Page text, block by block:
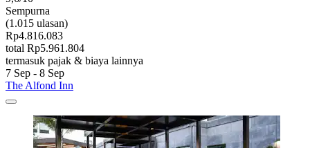
Sempurna
(1.015 ulasan)
Rp4.816.083
total Rp5.961.804
termasuk pajak & biaya lainnya
7 Sep - 8 Sep
The Alfond Inn